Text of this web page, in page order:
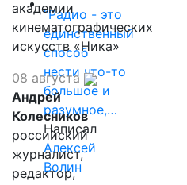
"Радио - это
единственный
способ
нести что-то
большое и
разумное,…
Написал
Алексей
Волин
академии
кинематографических
искусств «Ника»
08 августа
Андрей
Колесников
российский
журналист,
редактор,